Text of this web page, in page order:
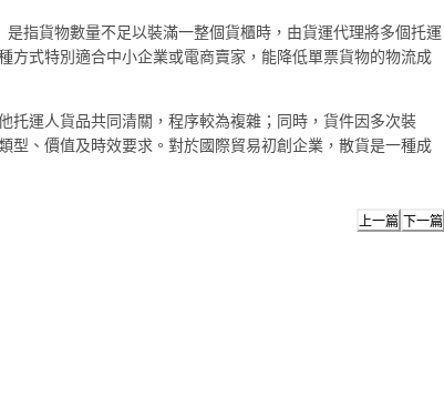
是指貨物數量不足以裝滿一整個貨櫃時，由貨運代理將多個托運
方式特別適合中小企業或電商賣家，能降低單票貨物的物流成
運人貨品共同清關，程序較為複雜；同時，貨件因多次裝
、價值及時效要求。對於國際貿易初創企業，散貨是一種成
上一篇 下一篇